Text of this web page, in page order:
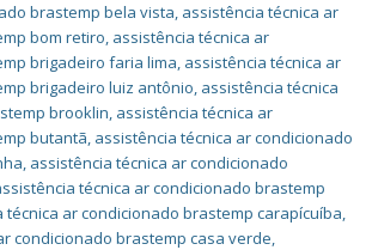
brastemp bela vista, assistência técnica ar
bom retiro, assistência técnica ar
brigadeiro faria lima, assistência técnica ar
brigadeiro luiz antônio, assistência técnica
brooklin, assistência técnica ar
butantã, assistência técnica ar condicionado
, assistência técnica ar condicionado
técnica ar condicionado brastemp
técnica ar condicionado brastemp carapícuíba,
condicionado brastemp casa verde,